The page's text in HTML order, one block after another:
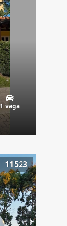
1 vaga
11523